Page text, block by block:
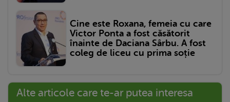
Cine este Roxana, femeia cu care
Victor Ponta a fost căsătorit
înainte de Daciana Sârbu. A fost
coleg de liceu cu prima soție
Alte articole care te-ar putea interesa